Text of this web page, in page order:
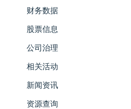
财务数据
股票信息
公司治理
相关活动
新闻资讯
资源查询